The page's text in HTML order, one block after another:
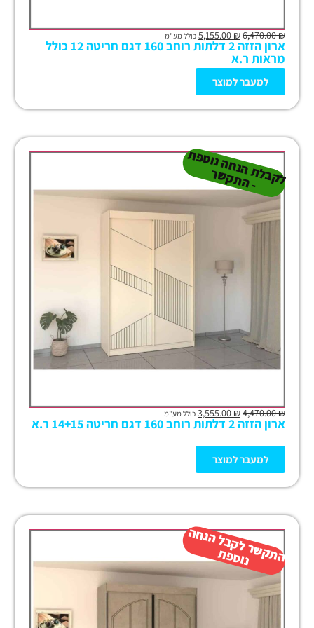
₪
6,470.00
₪ כולל מע"מ
ארון הזזה 2 דלתות רוחב 160 דגם חריטה 12 כולל
מראות ר.א
למעבר למוצר
ל
ק
ב
ל
ת
הנ
ח
ה נו
ס
פ
ת
-
ה
ת
ק
ש
ר
₪
4,470.00
₪ כולל מע"מ
ארון הזזה 2 דלתות רוחב 160 דגם חריטה 14+15 ר.א
למעבר למוצר
ה
ת
ק
ש
ר
ל
ק
ב
ל
הנ
ח
ה
נו
ס
פ
ת